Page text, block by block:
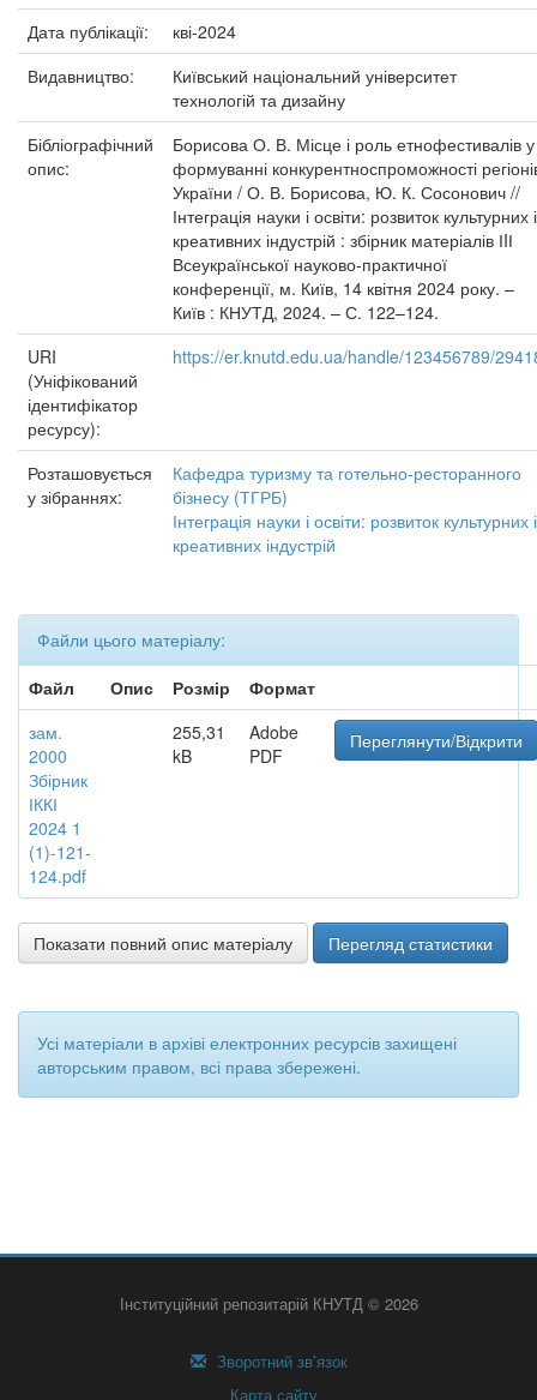
Дата публікації:
кві-2024
Видавництво:
Київський національний університет
технологій та дизайну
Бібліографічний
опис:
Борисова О. В. Місце і роль етнофестивалів у
формуванні конкурентноспроможності
України / О. В. Борисова, Ю. К. Сосонович //
Інтеграція науки і освіти: розвиток культурних і
креативних індустрій : збірник матеріалів ІIІ
Всеукраїнської науково-практичної
конференції, м. Київ, 14 квітня 2024 року. –
Київ : КНУТД, 2024. – С. 122–124.
URI
(Уніфікований
ідентифікатор
ресурсу):
https://er.knutd.edu.ua/handle/123456789/
Розташовується
у зібраннях:
Кафедра туризму та готельно-ресторанного
бізнесу (ТГРБ)
Інтеграція науки і освіти: розвиток культурних і
креативних індустрій
Файли цього матеріалу:
Файл
Опис Розмір
Формат
зам.
2000
Збірник
ІККІ
2024 1
(1)-121-
124.pdf
255,31
kB
Adobe
PDF
Переглянути/Відкрити
Показати повний опис матеріалу Перегляд статистики
Усі матеріали в архіві електронних ресурсів захищені
авторським правом, всі права збережені.
Інституційний репозитарій КНУТД © 2026
Зворотний зв’язок
Карта сайту